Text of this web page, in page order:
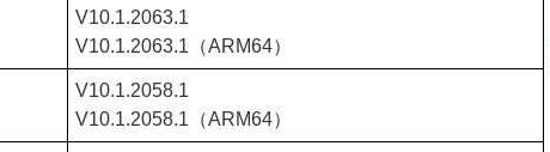
V10.1.2063.1
V10.1.2063.1（ARM64）
V10.1.2058.1
V10.1.2058.1（ARM64）